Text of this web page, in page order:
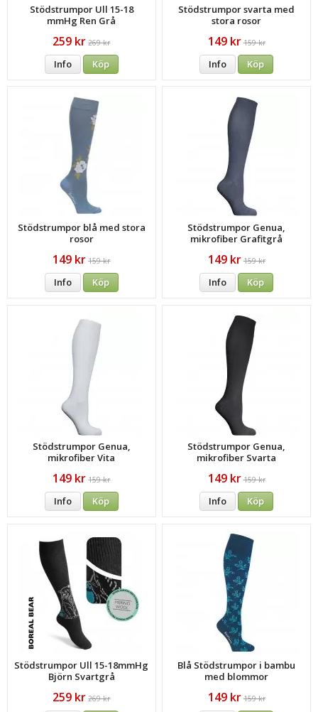
Stödstrumpor Ull 15-18
mmHg Ren Grå
259 kr 269 kr
Info Köp
Stödstrumpor svarta med
stora rosor
149 kr 159 kr
Info Köp
Stödstrumpor blå med stora
rosor
149 kr 159 kr
Info Köp
Stödstrumpor Genua,
mikrofiber Grafitgrå
149 kr 159 kr
Info Köp
Stödstrumpor Genua,
mikrofiber Vita
149 kr 159 kr
Info Köp
Stödstrumpor Genua,
mikrofiber Svarta
149 kr 159 kr
Info Köp
Stödstrumpor Ull 15-18mmHg
Björn Svartgrå
259 kr 269 kr
Blå Stödstrumpor i bambu
med blommor
149 kr 159 kr